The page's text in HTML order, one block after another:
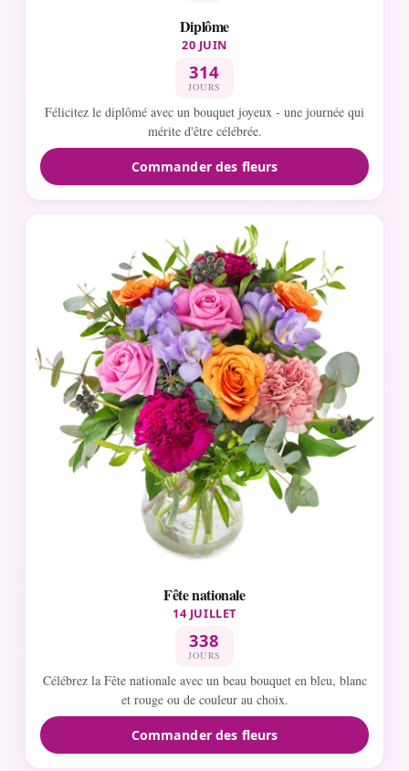
Diplôme
20 JUIN
314
JOURS
Félicitez le diplômé avec un bouquet joyeux - une journée qui
mérite d'être célébrée.
Commander des fleurs
Fête nationale
14 JUILLET
338
JOURS
Célébrez la Fête nationale avec un beau bouquet en bleu, blanc
et rouge ou de couleur au choix.
Commander des fleurs